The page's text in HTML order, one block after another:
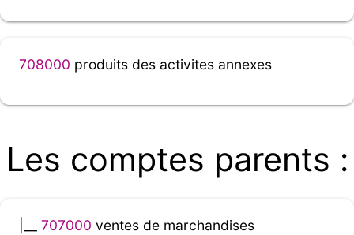
708000 produits des activites annexes
Les comptes parents :
707000 ventes de marchandises